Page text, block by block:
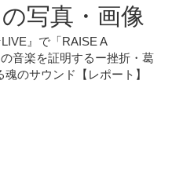
写真・画像
』で「RAISE A
音楽を証明するー挫折・葛
のサウンド【レポート】